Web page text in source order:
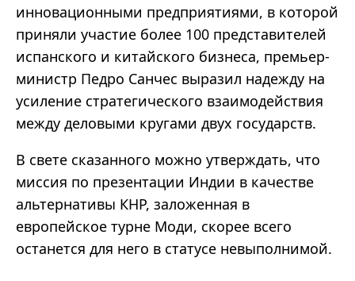
инновационными предприятиями, в которой
приняли участие более 100 представителей
испанского и китайского бизнеса, премьер-
министр Педро Санчес выразил надежду на
усиление стратегического взаимодействия
между деловыми кругами двух государств.
В свете сказанного можно утверждать, что
миссия по презентации Индии в качестве
альтернативы КНР, заложенная в
европейское турне Моди, скорее всего
останется для него в статусе невыполнимой.